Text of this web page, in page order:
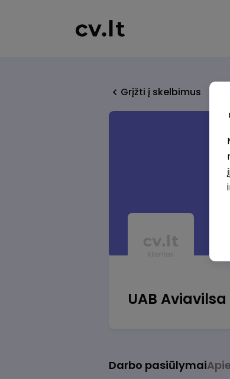
Grįžti į skelbimus
UAB Aviavilsa
Darbo pasiūlymai